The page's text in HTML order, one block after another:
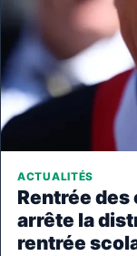
ACTUALITÉS
Rentrée
arrête la
rentrée